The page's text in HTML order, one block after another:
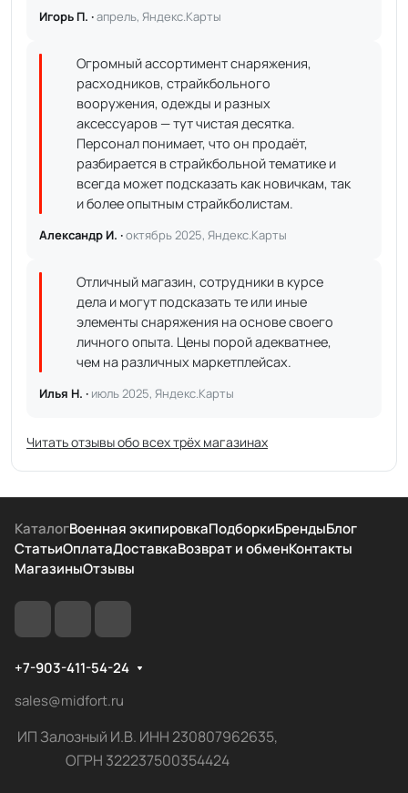
Игорь П. ·апрель, Яндекс.Карты
Огромный ассортимент снаряжения,
расходников, страйкбольного
вооружения, одежды и разных
аксессуаров — тут чистая десятка.
Персонал понимает, что он продаёт,
разбирается в страйкбольной тематике и
всегда может подсказать как новичкам, так
и более опытным страйкболистам.
Александр И. ·октябрь 2025, Яндекс.Карты
Отличный магазин, сотрудники в курсе
дела и могут подсказать те или иные
элементы снаряжения на основе своего
личного опыта. Цены порой адекватнее,
чем на различных маркетплейсах.
Илья Н. · июль 2025, Яндекс.Карты
Читать отзывы обо всех трёх магазинах
КаталогВоенная экипировкаПодборкиБрендыБлог
СтатьиОплатаДоставкаВозврат и обменКонтакты
МагазиныОтзывы
+7-903-411-54-24
sales@midfort.ru
ИП Залозный И.В. ИНН 230807962635,
ОГРН 322237500354424